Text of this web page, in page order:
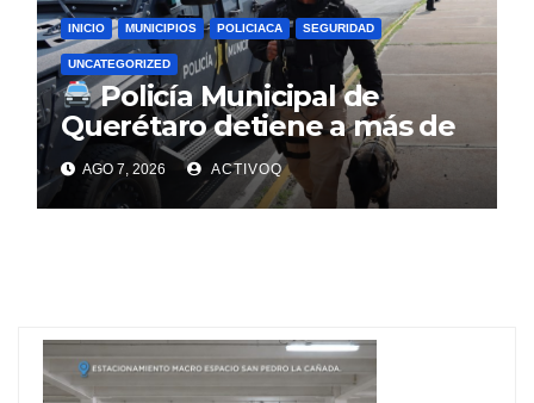
INICIO MUNICIPIOS POLICIACA SEGURIDAD
UNCATEGORIZED
Policía Municipal de
Querétaro detiene a más de
mil 900 personas en julio
AGO 7, 2026 ACTIVOQ